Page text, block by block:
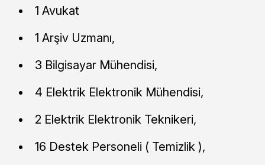
1 Avukat
1 Arşiv Uzmanı,
3 Bilgisayar Mühendisi,
4 Elektrik Elektronik Mühendisi,
2 Elektrik Elektronik Teknikeri,
16 Destek Personeli ( Temizlik ),